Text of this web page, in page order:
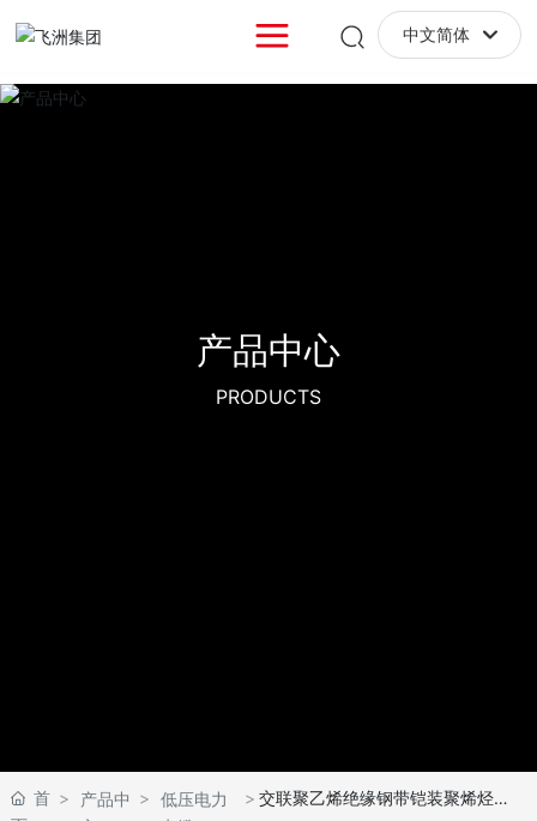
中文简体
PRODUCTS
产品中心
PRODUCTS
产品中心
PRODUCTS
产品中心
首
产品中
低压电力
交联聚乙烯绝缘钢带铠装聚烯烃护套无卤低烟阻燃耐火电力电缆